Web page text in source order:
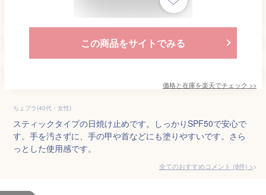
この商品をサイトでみる
価格と在庫を楽天でチェック >>
ちょプラ(40代・女性)
スティックタイプの日焼け止めです。しっかりSPF50で安心で
す。手を汚さずに、手の甲や首などにも塗りやすいです。さら
っとした使用感です。
全てのおすすめコメント (8件) >